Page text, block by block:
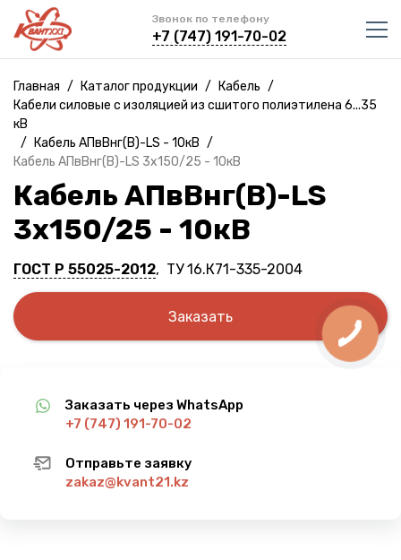
Звонок по телефону
+7 (747) 191-70-02
Главная / Каталог продукции / Кабель /
Кабели силовые с изоляцией из сшитого полиэтилена 6...35
кВ
/
Кабель АПвВнг(B)-LS - 10кВ /
Кабель АПвВнг(B)-LS 3х150/25 - 10кВ
Кабель АПвВнг(B)-LS
3х150/25 - 10кВ
ГОСТ Р 55025-2012, ТУ 16.К71-335-2004
Заказать
Заказать через WhatsApp
+7 (747) 191-70-02
Отправьте заявку
zakaz@kvant21.kz